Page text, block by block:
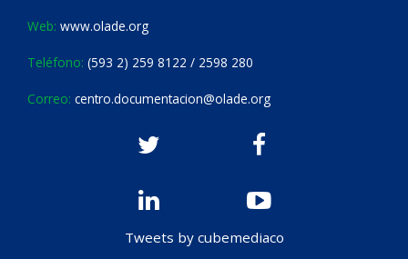
Web: www.olade.org
Teléfono: (593 2) 259 8122 / 2598 280
Correo: centro.documentacion@olade.org
Tweets by cubemediaco